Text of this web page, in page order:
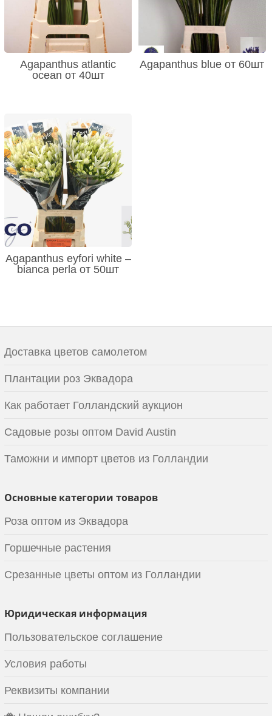
Agapanthus atlantic
ocean от 40шт
Agapanthus blue от 60шт
Agapanthus eyfori white –
bianca perla от 50шт
Доставка цветов самолетом
Плантации роз Эквадора
Как работает Голландский аукцион
Садовые розы оптом David Austin
Таможни и импорт цветов из Голландии
Основные категории товаров
Роза оптом из Эквадора
Горшечные растения
Срезанные цветы оптом из Голландии
Юридическая информация
Пользовательское соглашение
Условия работы
Реквизиты компании